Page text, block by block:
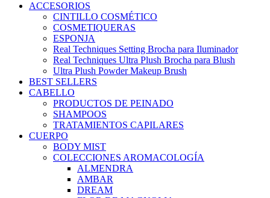
ACCESORIOS
CINTILLO COSMÉTICO
COSMETIQUERAS
ESPONJA
Real Techniques Setting Brocha para Iluminador
Real Techniques Ultra Plush Brocha para Blush
Ultra Plush Powder Makeup Brush
BEST SELLERS
CABELLO
PRODUCTOS DE PEINADO
SHAMPOOS
TRATAMIENTOS CAPILARES
CUERPO
BODY MIST
COLECCIONES AROMACOLOGÍA
ALMENDRA
AMBAR
DREAM